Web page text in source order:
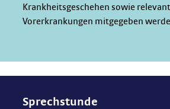
Krankheitsgeschehen sowie
Vorerkrankungen mitgegeben
Sprechstunde